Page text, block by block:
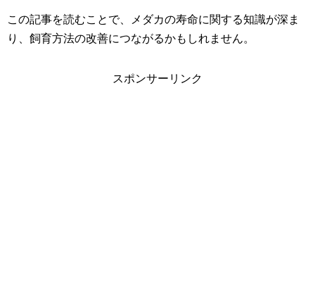
この記事を読むことで、メダカの寿命に関する知識が深ま
り、飼育方法の改善につながるかもしれません。
スポンサーリンク